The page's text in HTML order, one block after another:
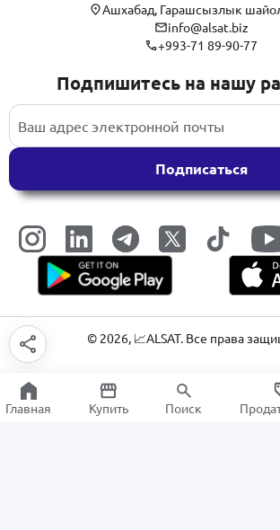
Ашхабад, Гарашсызлык
info@alsat.biz
+993-71 89-90-77
Подпишитесь на нашу
Подписаться
© 2026, 📈ALSAT. Все права
Главная Купить Поиск